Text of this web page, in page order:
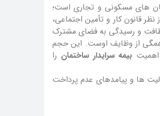
های مسکونی و تجاری است؛
قانون کار و تأمین اجتماعی،
و رسیدگی به فضای مشترک
همگی از وظایف اوست. این حجم
بیمه سرایدار ساختمان را
ها و پیامدهای عدم پرداخت